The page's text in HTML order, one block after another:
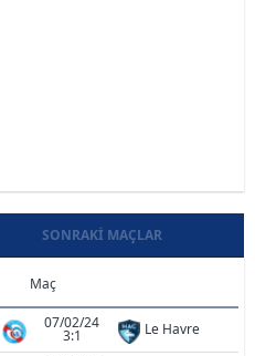
SONRAKI MAÇLAR
Maç
07/02/24
3:1 Le Havre